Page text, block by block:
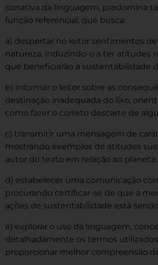
conativa da linguagem, predomina
função referencial, que busca
a) despertar no leitor sentimentos
natureza, induzindo-o a ter atitudes
que beneficiarão a sustentabilidade
b) informar o leitor sobre as
destinação inadequada do lixo,
como fazer o correto descarte de
c) transmitir uma mensagem de
mostrando exemplos de atitudes
autor do texto em relação ao planeta.
d) estabelecer uma comunicação
procurando certificar-se de que a
ações de sustentabilidade está
e) explorar o uso da linguagem,
detalhadamente os termos
proporcionar melhor compreensão